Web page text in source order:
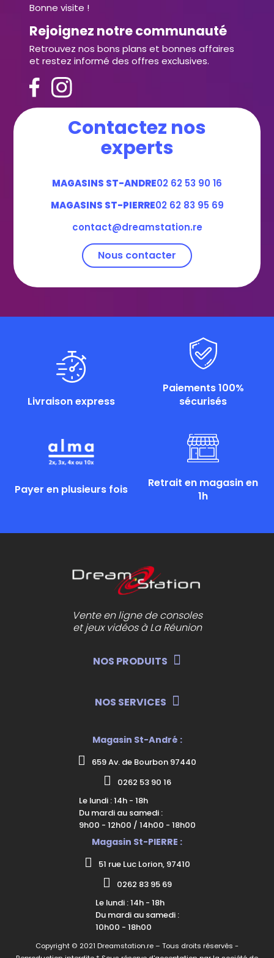
Bonne visite !
Rejoignez notre communauté
Retrouvez nos bons plans et bonnes affaires
et restez informé des offres exclusives.
Contactez nos
experts
MAGASINS ST-ANDRE02 62 53 90 16
MAGASINS ST-PIERRE02 62 83 95 69
contact@dreamstation.re
Nous contacter
Livraison express
Paiements 100%
sécurisés
Payer en plusieurs fois
Retrait en magasin en
1h
Vente en ligne de consoles
et jeux vidéos à La Réunion
NOS PRODUITS
NOS SERVICES
Magasin St-André :
659 Av. de Bourbon 97440
0262 53 90 16
Le lundi : 14h - 18h
Du mardi au samedi :
9h00 - 12h00 / 14h00 - 18h00
Magasin St-PIERRE :
51 rue Luc Lorion, 97410
0262 83 95 69
Le lundi : 14h - 18h
Du mardi au samedi :
10h00 - 18h00
Copyright © 2021 Dreamstation.re – Tous droits réservés -